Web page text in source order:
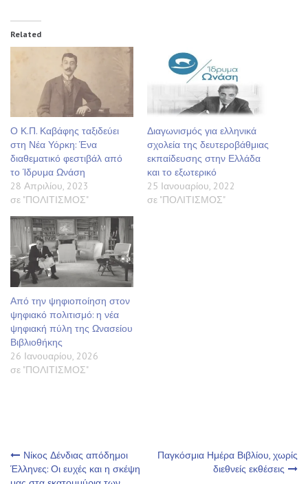
Related
Ο Κ.Π. Καβάφης ταξιδεύει
στη Νέα Υόρκη: Ένα
διαθεματικό φεστιβάλ από
το Ίδρυμα Ωνάση
28 Απριλίου, 2023
σε "ΠΟΛΙΤΙΣΜΟΣ"
Διαγωνισμός για ελληνικά
σχολεία της δευτεροβάθμιας
εκπαίδευσης στην Ελλάδα
και το εξωτερικό
25 Ιανουαρίου, 2022
σε "ΠΟΛΙΤΙΣΜΟΣ"
Από την ψηφιοποίηση στον
ψηφιακό πολιτισμό: η νέα
ψηφιακή πύλη της Ωνασείου
Βιβλιοθήκης
26 Ιανουαρίου, 2026
σε "ΠΟΛΙΤΙΣΜΟΣ"
Πλοήγηση
Νίκος Δένδιας απόδημοι
Έλληνες: Οι ευχές και η σκέψη
Παγκόσμια Ημέρα Βιβλίου, χωρίς
διεθνείς εκθέσεις